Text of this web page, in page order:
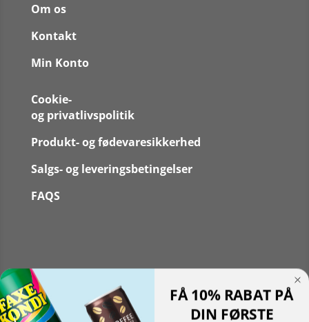
Om os
Kontakt
Min Konto
Cookie-
og privatlivspolitik
Produkt- og fødevaresikkerhed
Salgs- og leveringsbetingelser
FAQS
Translate »
FÅ 10% RABAT PÅ
DIN FØRSTE